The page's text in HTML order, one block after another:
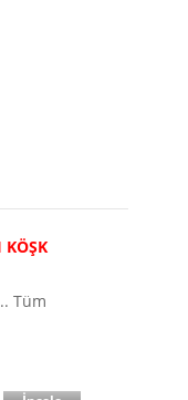
KÖŞK
Tüm